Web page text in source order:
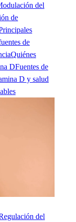
del
de
de
Quiénes
DFuentes de
D y salud
del